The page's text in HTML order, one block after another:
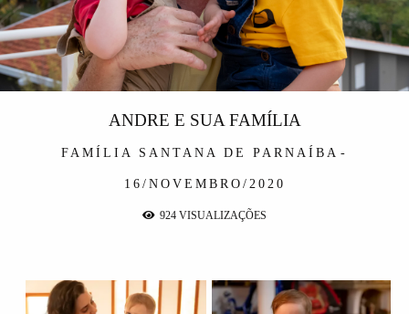
FAMÍLIA SANTANA DE PARNAÍBA
16/NOVEMBRO/2020
ANDRE E SUA FAMÍLIA
924 VISUALIZAÇÕES